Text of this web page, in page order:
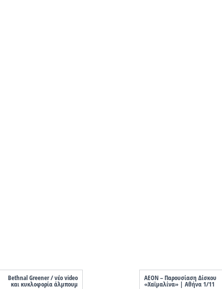
Bethnal Greener / νέο video
και κυκλοφορία άλμπουμ
AEON – Παρουσίαση Δίσκου
«Χαϊμαλίνα» | Αθήνα 1/11